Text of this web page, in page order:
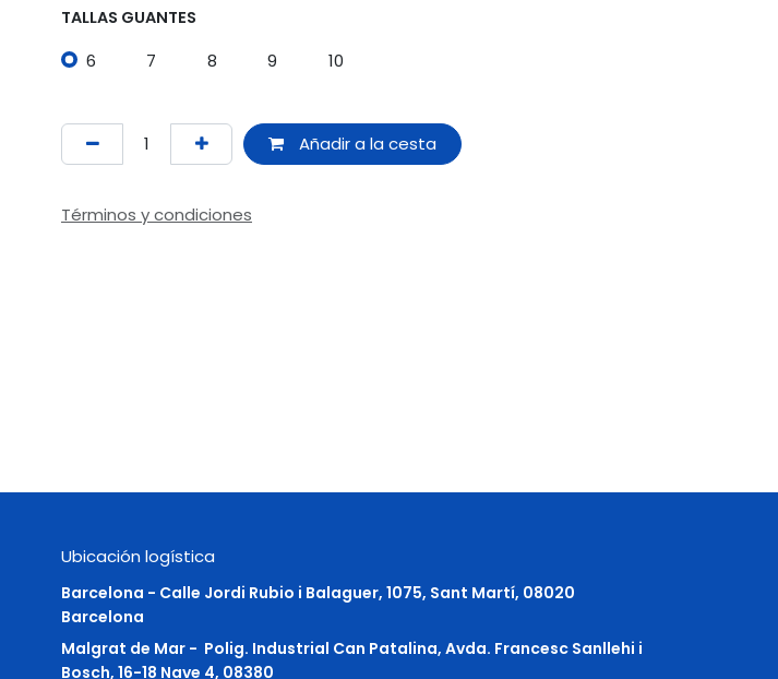
TALLAS GUANTES
6 7 8 9 10
Añadir a la cesta
Términos y condiciones
Ubicación logística
Barcelona - Calle Jordi Rubio i Balaguer, 1075, Sant Martí, 08020
Barcelona
Malgrat de Mar - Polig. Industrial Can Patalina, Avda. Francesc Sanllehi i
Bosch, 16-18 Nave 4, 08380